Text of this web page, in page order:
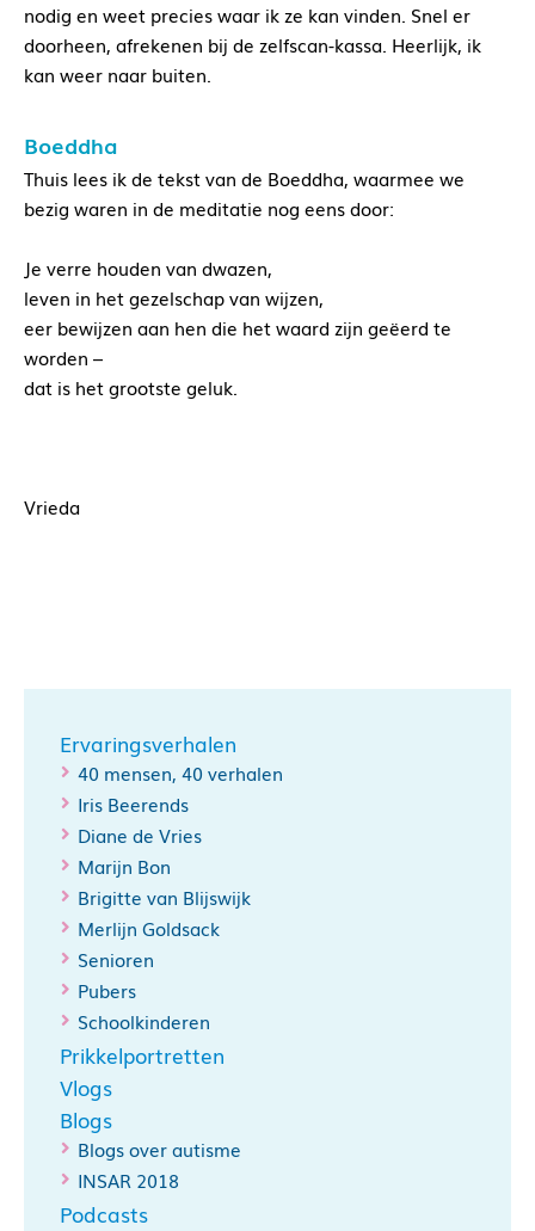
nodig en weet precies waar ik ze kan vinden. Snel er
doorheen, afrekenen bij de zelfscan-kassa. Heerlijk, ik
kan weer naar buiten.
Boeddha
Thuis lees ik de tekst van de Boeddha, waarmee we
bezig waren in de meditatie nog eens door:
Je verre houden van dwazen,
leven in het gezelschap van wijzen,
eer bewijzen aan hen die het waard zijn geëerd te
worden –
dat is het grootste geluk.
Vrieda
Ervaringsverhalen
40 mensen, 40 verhalen
Iris Beerends
Diane de Vries
Marijn Bon
Brigitte van Blijswijk
Merlijn Goldsack
Senioren
Pubers
Schoolkinderen
Prikkelportretten
Vlogs
Blogs
Blogs over autisme
INSAR 2018
Podcasts